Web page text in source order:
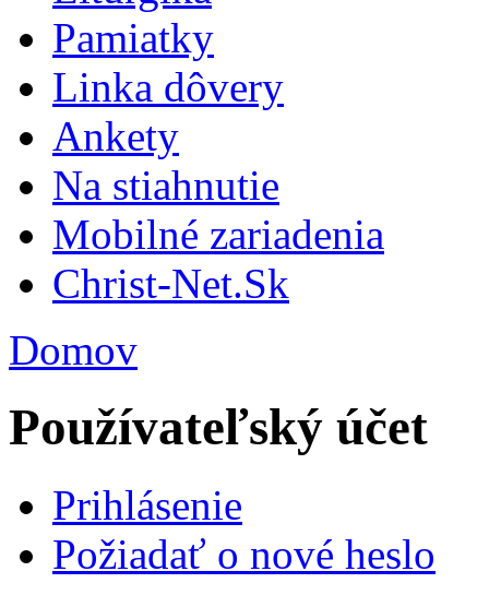
Pamiatky
Linka dôvery
Ankety
Na stiahnutie
Mobilné zariadenia
Christ-Net.Sk
Domov
Používateľský účet
Prihlásenie
Požiadať o nové heslo